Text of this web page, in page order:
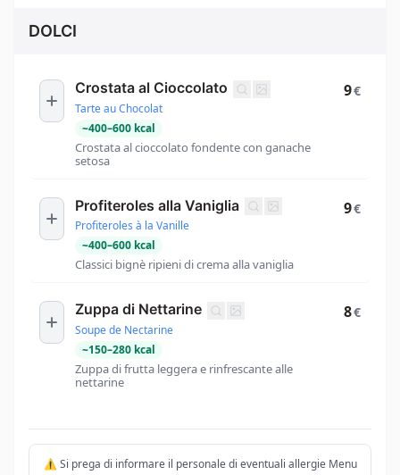
DOLCI
Crostata al Cioccolato
Tarte au Chocolat
~400–600 kcal
Crostata al cioccolato fondente con ganache
setosa
9€
Profiteroles alla Vaniglia
Profiteroles à la Vanille
~400–600 kcal
Classici bignè ripieni di crema alla vaniglia
9€
Zuppa di Nettarine
Soupe de Nectarine
~150–280 kcal
Zuppa di frutta leggera e rinfrescante alle
nettarine
8€
⚠️ Si prega di informare il personale di eventuali allergie Menu